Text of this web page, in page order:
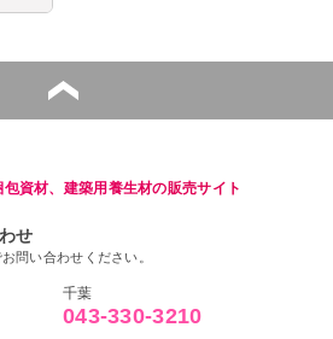
資材、建築用養生材の販売サイト
せ
問い合わせください。
千葉
043-330-3210